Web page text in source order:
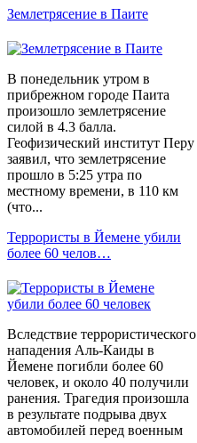
Землетрясение в Паите
В понедельник утром в
прибрежном городе Паита
произошло землетрясение
силой в 4.3 балла.
Геофизический институт Перу
заявил, что землетрясение
прошло в 5:25 утра по
местному времени, в 110 км
(что...
Террористы в Йемене убили
более 60 челов…
Вследствие террористического
нападения Аль-Каиды в
Йемене погибли более 60
человек, и около 40 получили
ранения. Трагедия произошла
в результате подрыва двух
автомобилей перед военным